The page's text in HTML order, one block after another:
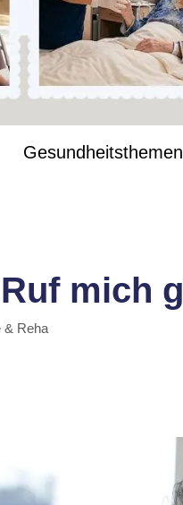
Gesundheitsthemen
mich
& Reha